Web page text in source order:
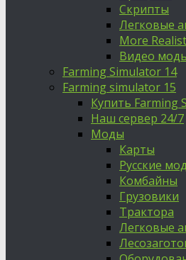
Скрипты
Легковые
More
Видео
Farming Simulator 14
Farming simulator 15
Купить Farming
Наш сервер 24/7
Моды
Карты
Русские
Комбайны
Грузовики
Трактора
Легковые